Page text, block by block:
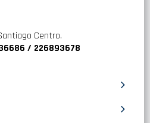
Centro.
/ 226893678